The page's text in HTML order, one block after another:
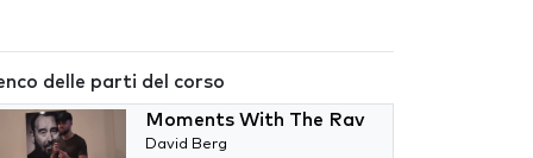
delle parti del corso
Moments With The Rav
David Berg